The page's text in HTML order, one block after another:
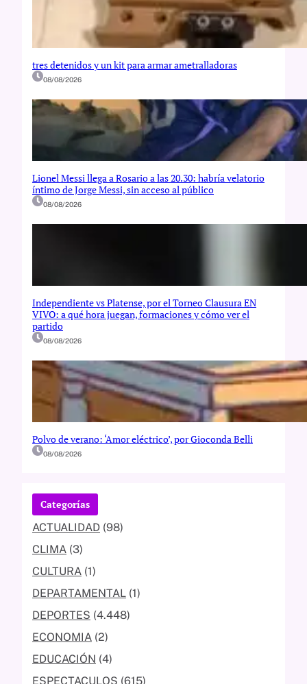
tres detenidos y un kit para armar ametralladoras
08/08/2026
Lionel Messi llega a Rosario a las 20.30: habría velatorio
íntimo de Jorge Messi, sin acceso al público
08/08/2026
Independiente vs Platense, por el Torneo Clausura EN
VIVO: a qué hora juegan, formaciones y cómo ver el
partido
08/08/2026
Polvo de verano: ‘Amor eléctrico’, por Gioconda Belli
08/08/2026
Categorías
ACTUALIDAD (98)
CLIMA (3)
CULTURA (1)
DEPARTAMENTAL (1)
DEPORTES (4.448)
ECONOMIA (2)
EDUCACIÓN (4)
ESPECTACULOS (615)